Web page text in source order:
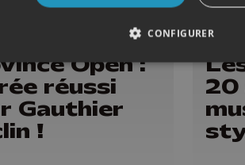
08/07/2026
Open :
réussi
Gauthier
!
20
CONFIGURER